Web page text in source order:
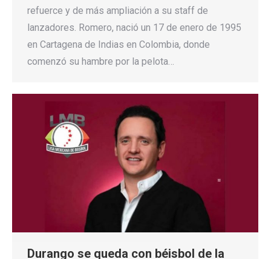
refuerce y de más ampliación a su staff de
lanzadores. Romero, nació un 17 de enero de 1995
en Cartagena de Indias en Colombia, donde
comenzó su hambre por la pelota…
Durango se queda con béisbol de la